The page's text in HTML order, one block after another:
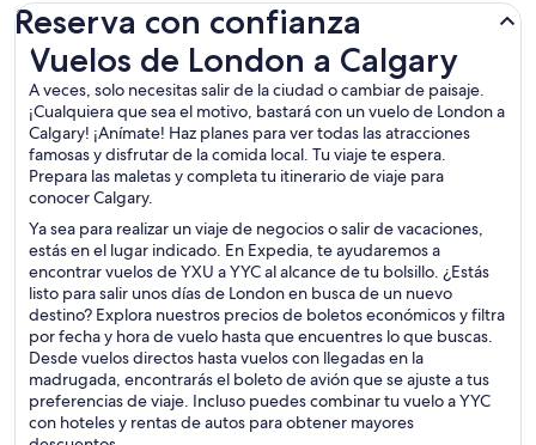
Reserva con confianza
Vuelos de London a Calgary
A veces, solo necesitas salir de la ciudad o cambiar de paisaje.
¡Cualquiera que sea el motivo, bastará con un vuelo de London a
Calgary! ¡Anímate! Haz planes para ver todas las atracciones
famosas y disfrutar de la comida local. Tu viaje te espera.
Prepara las maletas y completa tu itinerario de viaje para
conocer Calgary.
Ya sea para realizar un viaje de negocios o salir de vacaciones,
estás en el lugar indicado. En Expedia, te ayudaremos a
encontrar vuelos de YXU a YYC al alcance de tu bolsillo. ¿Estás
listo para salir unos días de London en busca de un nuevo
destino? Explora nuestros precios de boletos económicos y filtra
por fecha y hora de vuelo hasta que encuentres lo que buscas.
Desde vuelos directos hasta vuelos con llegadas en la
madrugada, encontrarás el boleto de avión que se ajuste a tus
preferencias de viaje. Incluso puedes combinar tu vuelo a YYC
con hoteles y rentas de autos para obtener mayores
Vuelos de London a Calgary